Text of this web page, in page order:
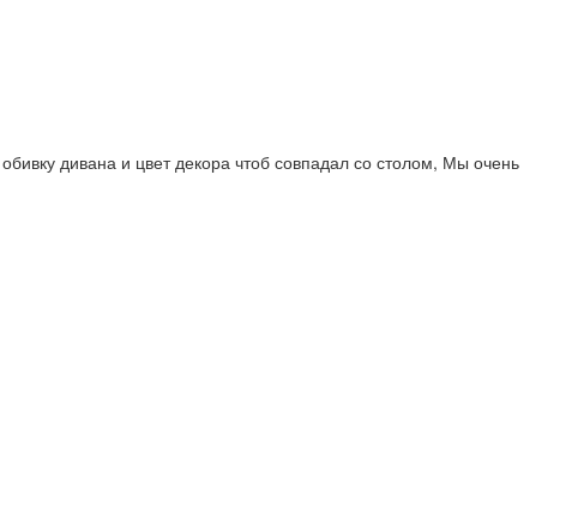
дивана и цвет декора чтоб совпадал со столом, Мы очень